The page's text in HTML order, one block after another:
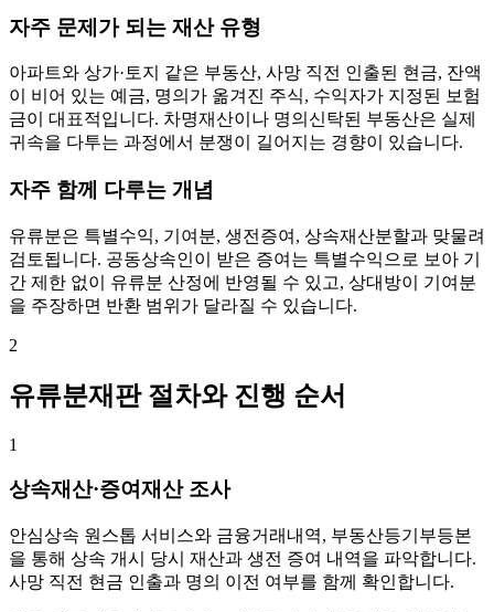
자주 문제가 되는 재산 유형
아파트와 상가·토지 같은 부동산, 사망 직전 인출된 현금, 잔액
이 비어 있는 예금, 명의가 옮겨진 주식, 수익자가 지정된 보험
금이 대표적입니다. 차명재산이나 명의신탁된 부동산은 실제
귀속을 다투는 과정에서 분쟁이 길어지는 경향이 있습니다.
자주 함께 다루는 개념
유류분은 특별수익, 기여분, 생전증여, 상속재산분할과 맞물려
검토됩니다. 공동상속인이 받은 증여는 특별수익으로 보아 기
간 제한 없이 유류분 산정에 반영될 수 있고, 상대방이 기여분
을 주장하면 반환 범위가 달라질 수 있습니다.
2
유류분재판 절차와 진행 순서
1
상속재산·증여재산 조사
안심상속 원스톱 서비스와 금융거래내역, 부동산등기부등본
을 통해 상속 개시 당시 재산과 생전 증여 내역을 파악합니다.
사망 직전 현금 인출과 명의 이전 여부를 함께 확인합니다.